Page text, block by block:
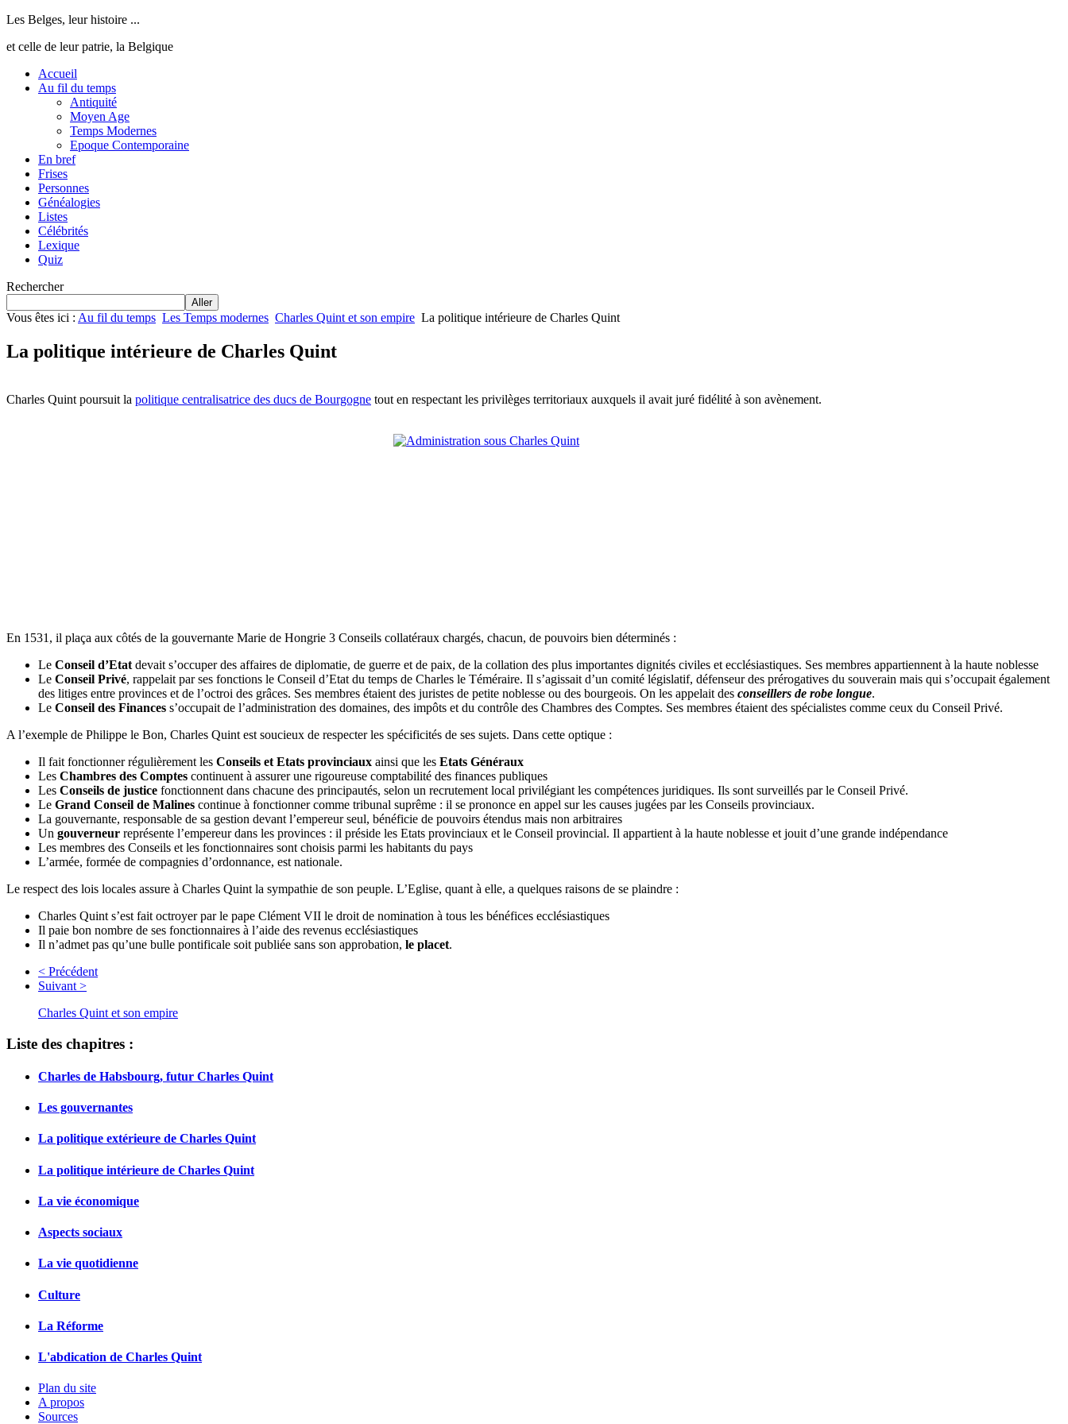
Les Belges, leur histoire ...
et celle de leur patrie, la Belgique
Accueil
Au fil du temps
Antiquité
Moyen Age
Temps Modernes
Epoque Contemporaine
En bref
Frises
Personnes
Généalogies
Listes
Célébrités
Lexique
Quiz
Rechercher
Aller
Vous êtes ici : Au fil du temps Les Temps modernes Charles Quint et son empire La politique intérieure de Charles Quint
La politique intérieure de Charles Quint
Charles Quint poursuit la politique centralisatrice des ducs de Bourgogne tout en respectant les privilèges territoriaux auxquels il avait juré fidélité à son avènement.
En 1531, il plaça aux côtés de la gouvernante Marie de Hongrie 3 Conseils collatéraux chargés, chacun, de pouvoirs bien déterminés :
Le Conseil d’Etat devait s’occuper des affaires de diplomatie, de guerre et de paix, de la collation des plus importantes dignités civiles et ecclésiastiques. Ses membres appartiennent à la haute noblesse
Le Conseil Privé, rappelait par ses fonctions le Conseil d’Etat du temps de Charles le Téméraire. Il s’agissait d’un comité législatif, défenseur des prérogatives du souverain mais qui s’occupait également
des litiges entre provinces et de l’octroi des grâces. Ses membres étaient des juristes de petite noblesse ou des bourgeois. On les appelait des conseillers de robe longue.
Le Conseil des Finances s’occupait de l’administration des domaines, des impôts et du contrôle des Chambres des Comptes. Ses membres étaient des spécialistes comme ceux du Conseil Privé.
A l’exemple de Philippe le Bon, Charles Quint est soucieux de respecter les spécificités de ses sujets. Dans cette optique :
Il fait fonctionner régulièrement les Conseils et Etats provinciaux ainsi que les Etats Généraux
Les Chambres des Comptes continuent à assurer une rigoureuse comptabilité des finances publiques
Les Conseils de justice fonctionnent dans chacune des principautés, selon un recrutement local privilégiant les compétences juridiques. Ils sont surveillés par le Conseil Privé.
Le Grand Conseil de Malines continue à fonctionner comme tribunal suprême : il se prononce en appel sur les causes jugées par les Conseils provinciaux.
La gouvernante, responsable de sa gestion devant l’empereur seul, bénéficie de pouvoirs étendus mais non arbitraires
Un gouverneur représente l’empereur dans les provinces : il préside les Etats provinciaux et le Conseil provincial. Il appartient à la haute noblesse et jouit d’une grande indépendance
Les membres des Conseils et les fonctionnaires sont choisis parmi les habitants du pays
L’armée, formée de compagnies d’ordonnance, est nationale.
Le respect des lois locales assure à Charles Quint la sympathie de son peuple. L’Eglise, quant à elle, a quelques raisons de se plaindre :
Charles Quint s’est fait octroyer par le pape Clément VII le droit de nomination à tous les bénéfices ecclésiastiques
Il paie bon nombre de ses fonctionnaires à l’aide des revenus ecclésiastiques
Il n’admet pas qu’une bulle pontificale soit publiée sans son approbation, le placet.
< Précédent
Suivant >
Charles Quint et son empire
Liste des chapitres :
Charles de Habsbourg, futur Charles Quint
Les gouvernantes
La politique extérieure de Charles Quint
La politique intérieure de Charles Quint
La vie économique
Aspects sociaux
La vie quotidienne
Culture
La Réforme
L'abdication de Charles Quint
Plan du site
A propos
Sources